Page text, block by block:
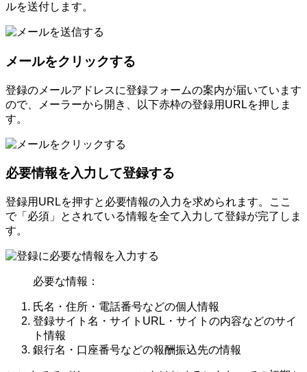
ルを送付します。
メールをクリックする
登録のメールアドレスに登録フォームの案内が届いています
ので、メーラーから開き、以下赤枠の登録用URLを押しま
す。
必要情報を入力して登録する
登録用URLを押すと必要情報の入力を求められます。ここ
で「必須」とされている情報を全て入力して登録が完了しま
す。
必要な情報：
氏名・住所・電話番号などの個人情報
登録サイト名・サイトURL・サイトの内容などのサイ
ト情報
銀行名・口座番号などの報酬振込先の情報